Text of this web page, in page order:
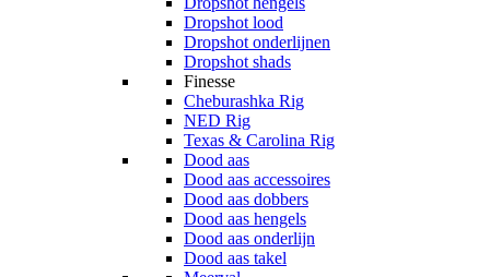
Dropshot lood
Dropshot onderlijnen
Dropshot shads
Finesse
Cheburashka Rig
NED Rig
Texas & Carolina Rig
Dood aas
Dood aas accessoires
Dood aas dobbers
Dood aas hengels
Dood aas onderlijn
Dood aas takel